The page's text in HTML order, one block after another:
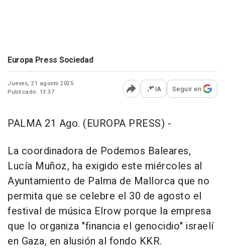
Europa Press Sociedad
Jueves, 21 agosto 2025
Publicado: 13:37
Abrir opciones para
IA Seguir en
PALMA 21 Ago. (EUROPA PRESS) -
La coordinadora de Podemos Baleares,
Lucía Muñoz, ha exigido este miércoles al
Ayuntamiento de Palma de Mallorca que no
permita que se celebre el 30 de agosto el
festival de música Elrow porque la empresa
que lo organiza "financia el genocidio" israelí
en Gaza, en alusión al fondo KKR.